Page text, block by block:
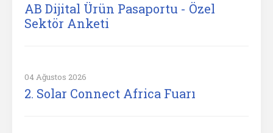
AB Dijital Ürün Pasaportu - Özel
Sektör Anketi
04 Ağustos 2026
2. Solar Connect Africa Fuarı